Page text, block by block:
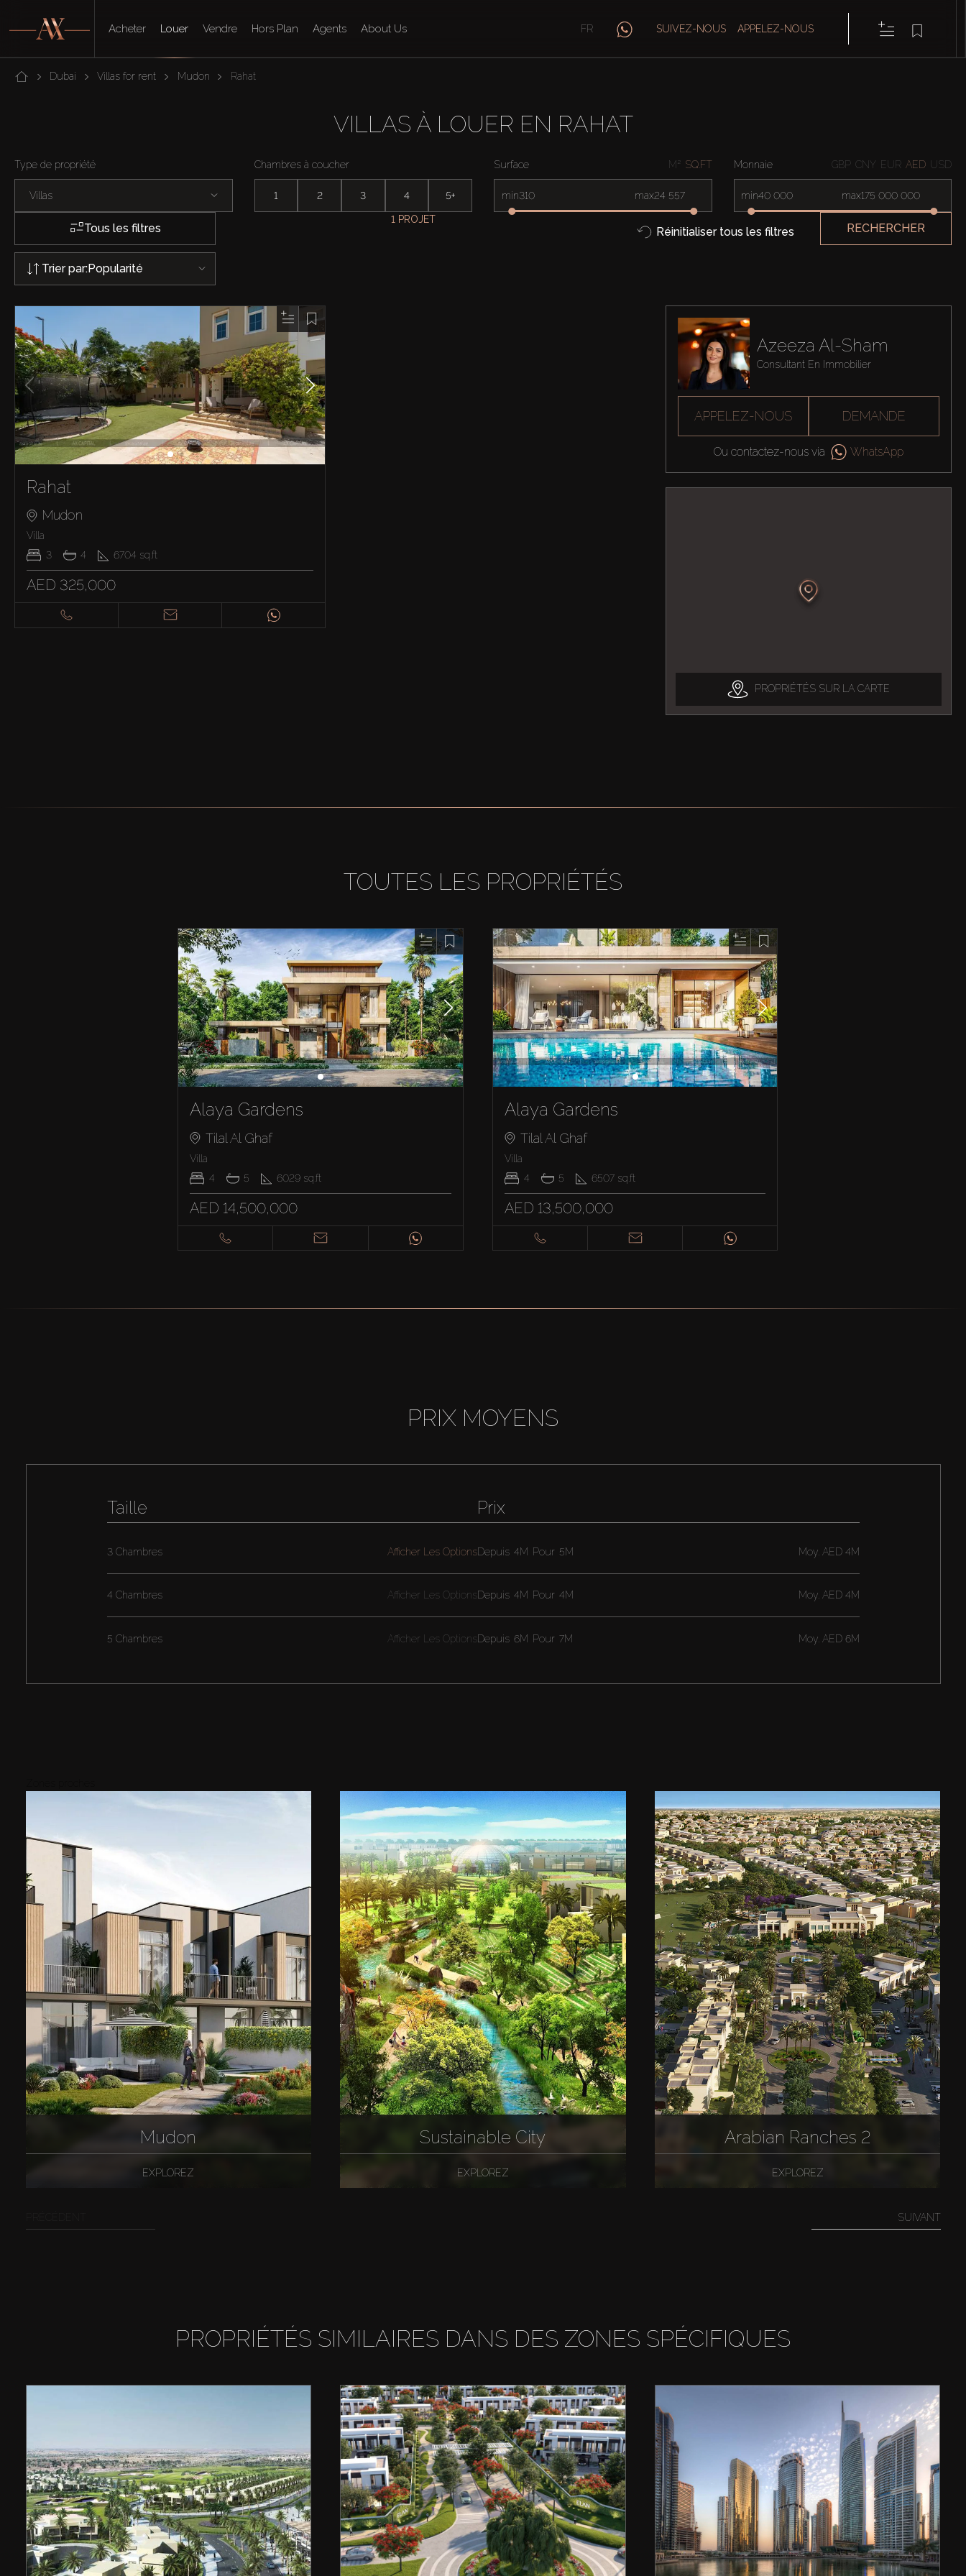
Acheter Louer Vendre Hors Plan Agents About Us FR SUIVEZ-NOUS APPELEZ-NOUS
Dubai Villas for rent Mudon Rahat
VILLAS À LOUER EN RAHAT
Type de propriété
Villas
Chambres à coucher
1 2 3 4 5+
Surface M² SQ.FT
min max
Monnaie GBP CNY EUR AED USD
min max
Tous les filtres
1 PROJET
Réinitialiser tous les filtres RECHERCHER
Trier par:Popularité
Rahat
Mudon
Villa
3
4 6704 sq.ft
AED 325,000
Azeeza Al-Sham
Consultant En Immobilier
APPELEZ-NOUS DEMANDE
Ou contactez-nous via WhatsApp
PROPRIÉTÉS SUR LA CARTE
TOUTES LES PROPRIÉTÉS
Alaya Gardens
Tilal Al Ghaf
Villa
4
5 6029 sq.ft
AED 14,500,000
Alaya Gardens
Tilal Al Ghaf
Villa
4
5 6507 sq.ft
AED 13,500,000
PRIX MOYENS
Taille
3 Chambres Afficher Les Options
4 Chambres Afficher Les Options
5 Chambres Afficher Les Options
Prix
Depuis 4M Pour 5M Moy.AED 4M
Depuis 4M Pour 4M Moy.AED 4M
Depuis 6M Pour 7M Moy. AED 6M
Mudon
EXPLOREZ
Sustainable City
EXPLOREZ
Arabian Ranches 2
EXPLOREZ
SUIVANT
PROPRIÉTÉS SIMILAIRES DANS DES ZONES SPÉCIFIQUES